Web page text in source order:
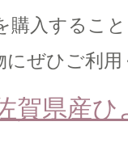
購入するこ
にぜひご利
賀県産